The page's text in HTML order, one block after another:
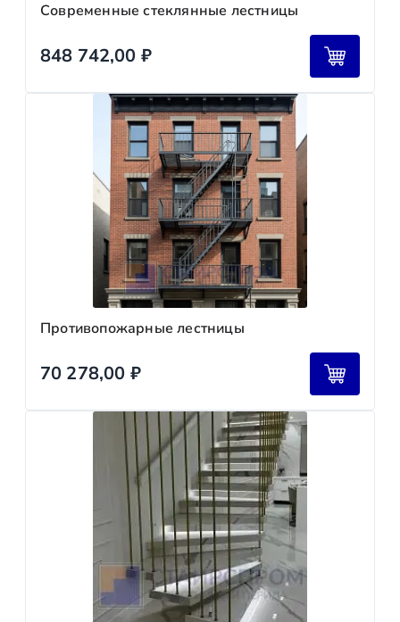
Современные стеклянные лестницы
848 742,00 ₽
Противопожарные лестницы
70 278,00 ₽